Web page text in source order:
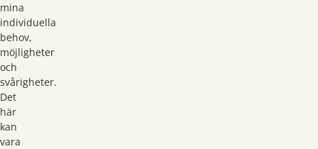
mina
individuella
behov,
möjligheter
och
svårigheter.
Det
här
kan
vara